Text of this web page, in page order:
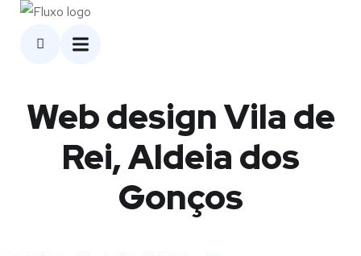
Web design Vila de
Rei, Aldeia dos
Gonços